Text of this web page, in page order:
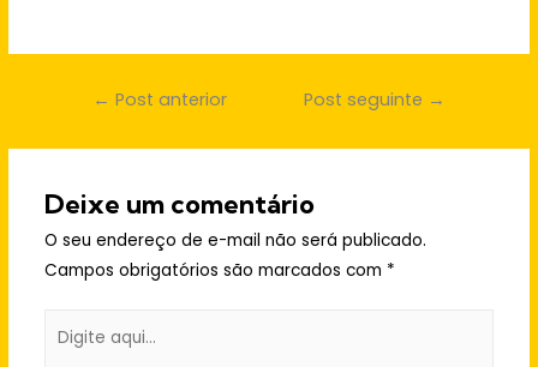
Navegação
← Post anterior Post seguinte →
Deixe um comentário
O seu endereço de e-mail não será publicado.
Campos obrigatórios são marcados com *
aqui...